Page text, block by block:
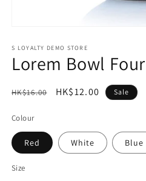
1
in
modal
S LOYALTY DEMO STORE
Lorem Bowl Four
Regular
HK$16.00
Sale
HK$12.00 Sale
Colour
Red White Blue
Size